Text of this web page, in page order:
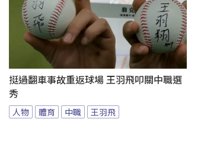
挺過翻車事故重返球場 王羽飛叩關中職選
秀
人物 體育 中職 王羽飛